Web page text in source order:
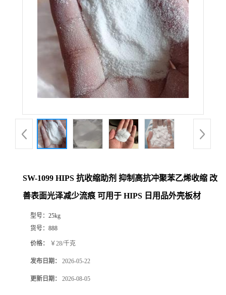
SW-1099 HIPS 抗收缩助剂 抑制高抗冲聚苯乙烯收缩 改
善表面光泽减少流痕 可用于 HIPS 日用品外壳板材
型号： 25kg
货号： 888
价格： ￥28/千克
发布日期： 2026-05-22
更新日期： 2026-08-05